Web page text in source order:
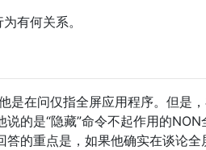
有何关系。
是在问仅指全屏应用程序。但是
的是“隐藏”命令不起作用的NON
的重点是，如果他确实在谈论全